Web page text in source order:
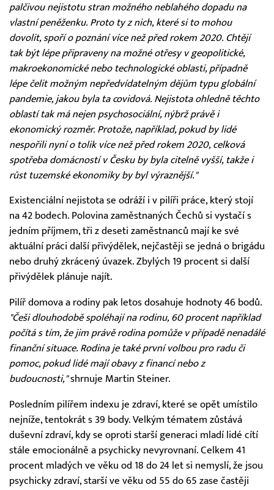
palčivou nejistotu stran možného neblahého dopadu na
vlastní peněženku. Proto ty z nich, které si to mohou
dovolit, spoří o poznání více než před rokem 2020. Chtějí
tak být lépe připraveny na možné otřesy v geopolitické,
makroekonomické nebo technologické oblasti, případně
lépe čelit možným nepředvídatelným dějům typu globální
pandemie, jakou byla ta covidová. Nejistota ohledně těchto
oblastí tak má nejen psychosociální, nýbrž právě i
ekonomický rozměr. Protože, například, pokud by lidé
nespořili nyní o tolik více než před rokem 2020, celková
spotřeba domácností v Česku by byla citelně vyšší, takže i
růst tuzemské ekonomiky by byl výraznější."
Existenciální nejistota se odráží i v pilíři práce, který stojí
na 42 bodech. Polovina zaměstnaných Čechů si vystačí s
jedním příjmem, tři z deseti zaměstnanců mají ke své
aktuální práci další přivýdělek, nejčastěji se jedná o brigádu
nebo druhý zkrácený úvazek. Zbylých 19 procent si další
přivýdělek plánuje najít.
Pilíř domova a rodiny pak letos dosahuje hodnoty 46 bodů.
"Češi dlouhodobě spoléhají na rodinu, 60 procent například
počítá s tím, že jim právě rodina pomůže v případě nenadálé
finanční situace. Rodina je také první volbou pro radu či
pomoc, pokud lidé mají obavy z financí nebo z
budoucnosti,"shrnuje Martin Steiner.
Posledním pilířem indexu je zdraví, které se opět umístilo
nejníže, tentokrát s 39 body. Velkým tématem zůstává
duševní zdraví, kdy se oproti starší generaci mladí lidé cítí
stále emocionálně a psychicky nevyrovnaní. Celkem 41
procent mladých ve věku od 18 do 24 let si nemyslí, že jsou
psychicky zdraví, starší ve věku od 55 do 65 zase častěji